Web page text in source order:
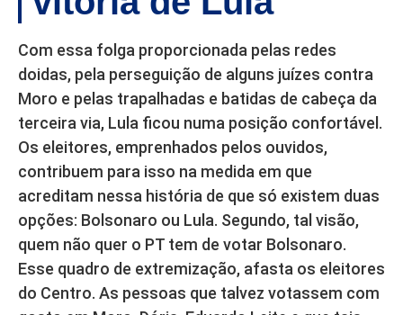
Com essa folga proporcionada pelas redes
doidas, pela perseguição de alguns juízes contra
Moro e pelas trapalhadas e batidas de cabeça da
terceira via, Lula ficou numa posição confortável.
Os eleitores, emprenhados pelos ouvidos,
contribuem para isso na medida em que
acreditam nessa história de que só existem duas
opções: Bolsonaro ou Lula. Segundo, tal visão,
quem não quer o PT tem de votar Bolsonaro.
Esse quadro de extremização, afasta os eleitores
do Centro. As pessoas que talvez votassem com